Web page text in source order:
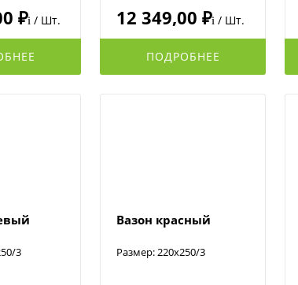
₽i/ Шт. 12 349,00 ₽i / Шт.
ПОДРОБНЕЕ
3
Вазон красный
Размер: 220x250/3